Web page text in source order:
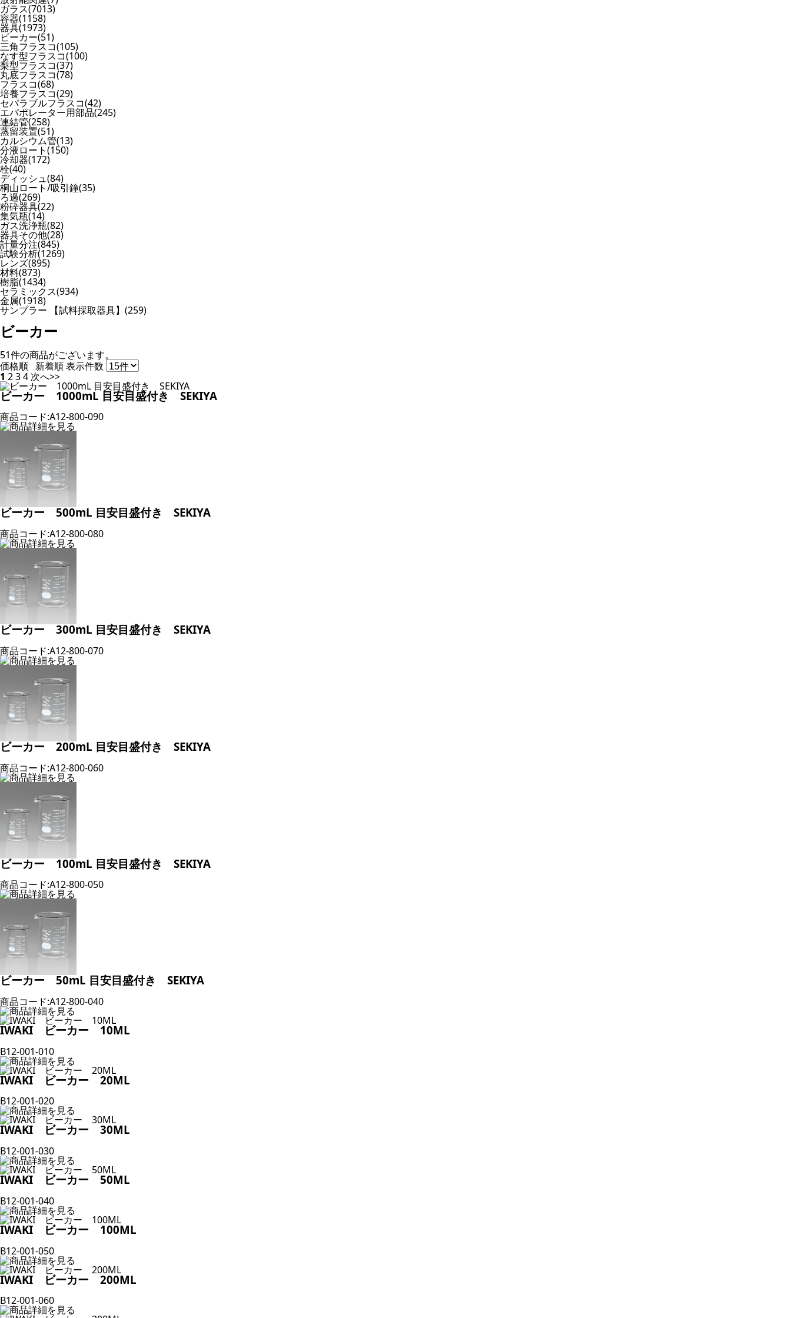
ガラス(7013)
容器(1158)
器具(1973)
ビーカー(51)
三角フラスコ(105)
なす型フラスコ(100)
梨型フラスコ(37)
丸底フラスコ(78)
フラスコ(68)
培養フラスコ(29)
セパラブルフラスコ(42)
エバポレーター用部品(245)
連結管(258)
蒸留装置(51)
カルシウム管(13)
分液ロート(150)
冷却器(172)
栓(40)
ディッシュ(84)
桐山ロート/吸引鐘(35)
ろ過(269)
粉砕器具(22)
集気瓶(14)
ガス洗浄瓶(82)
器具その他(28)
計量分注(845)
試験分析(1269)
レンズ(895)
材料(873)
樹脂(1434)
セラミックス(934)
金属(1918)
サンプラー 【試料採取器具】(259)
ビーカー
51件の商品がございます。
価格順 新着順表示件数
1 234 次へ>>
ビーカー 1000mL 目安目盛付き SEKIYA
商品コード:A12-800-090
ビーカー 500mL 目安目盛付き SEKIYA
商品コード:A12-800-080
ビーカー 300mL 目安目盛付き SEKIYA
商品コード:A12-800-070
ビーカー 200mL 目安目盛付き SEKIYA
商品コード:A12-800-060
ビーカー 100mL 目安目盛付き SEKIYA
商品コード:A12-800-050
ビーカー 50mL 目安目盛付き SEKIYA
商品コード:A12-800-040
IWAKI ビーカー 10ML
B12-001-010
IWAKI ビーカー 20ML
B12-001-020
IWAKI ビーカー 30ML
B12-001-030
IWAKI ビーカー 50ML
B12-001-040
IWAKI ビーカー 100ML
B12-001-050
IWAKI ビーカー 200ML
B12-001-060